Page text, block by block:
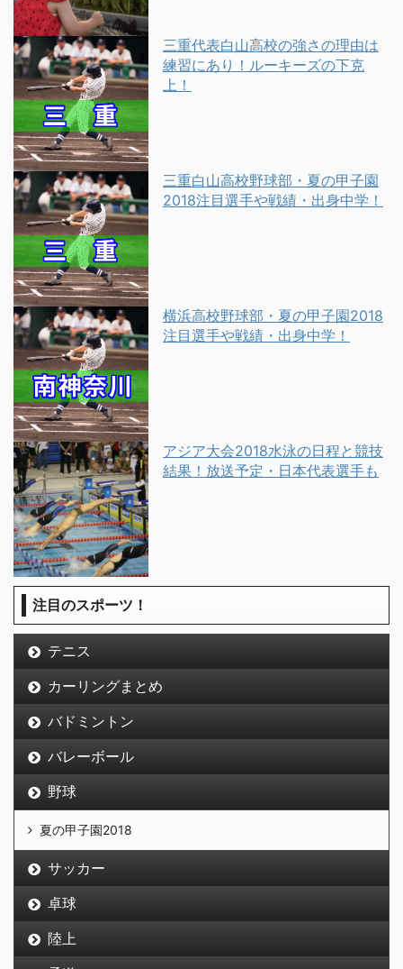
三重代表白山高校の強さの理由は
練習にあり！ルーキーズの下克
上！
三重白山高校野球部・夏の甲子園
2018注目選手や戦績・出身中学！
横浜高校野球部・夏の甲子園2018
注目選手や戦績・出身中学！
アジア大会2018水泳の日程と競技
結果！放送予定・日本代表選手も
注目のスポーツ！
テニス
カーリングまとめ
バドミントン
バレーボール
野球
夏の甲子園2018
サッカー
卓球
陸上